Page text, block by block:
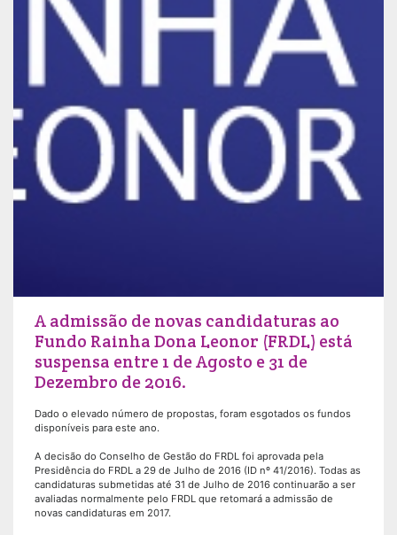
A admissão de novas candidaturas ao
Fundo Rainha Dona Leonor (FRDL) está
suspensa entre 1 de Agosto e 31 de
Dezembro de 2016.
Dado o elevado número de propostas, foram esgotados os fundos
disponíveis para este ano.
A decisão do Conselho de Gestão do FRDL foi aprovada pela
Presidência do FRDL a 29 de Julho de 2016 (ID nº 41/2016). Todas as
candidaturas submetidas até 31 de Julho de 2016 continuarão a ser
avaliadas normalmente pelo FRDL que retomará a admissão de
novas candidaturas em 2017.